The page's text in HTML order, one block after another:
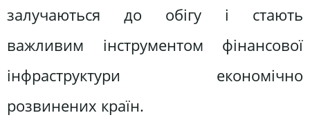
залучаються до обігу і стають
важливим інструментом фінансової
інфраструктури економічно
розвинених країн.